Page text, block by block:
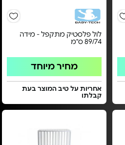
לול פלסטיק מתקפל - מידה
89/74 ס"מ
מחיר מיוחד
אחריות על טיב המוצר בעת
קבלתו